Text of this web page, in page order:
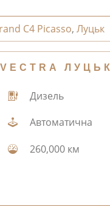
C4 Picasso,Луцьк
ЛУЦЬК
Дизель
Автоматична
260,000 км